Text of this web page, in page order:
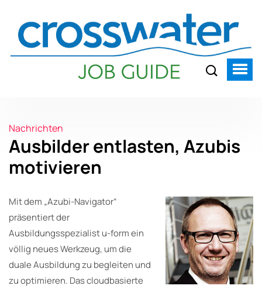
Nachrichten
Ausbilder entlasten, Azubis
motivieren
Mit dem „Azubi-Navigator“
präsentiert der
Ausbildungsspezialist u-form ein
völlig neues Werkzeug, um die
duale Ausbildung zu begleiten und
zu optimieren. Das cloudbasierte